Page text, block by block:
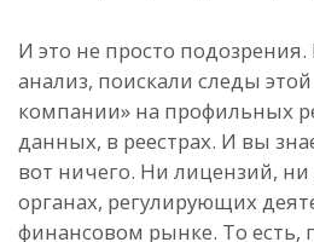
И это не просто
анализ, поискали следы
компании» на профильных
данных, в реестрах. И вы
вот ничего. Ни лицензий, ни
органах, регулирующих
финансовом рынке. То есть,